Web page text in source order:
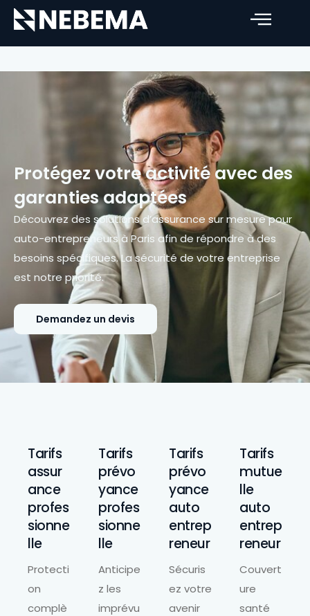
Protégez votre activité avec des
garanties adaptées
Découvrez des solutions d’assurance sur mesure pour
auto-entrepreneurs à Paris afin de répondre à des
besoins spécifiques. La sécurité de votre entreprise
est notre priorité.
Demandez un devis
Tarifs
assur
ance
profes
sionne
lle
Protecti
on
complè
Tarifs
prévo
yance
profes
sionne
lle
Anticipe
z les
imprévu
Tarifs
prévo
yance
auto
entrep
reneur
Sécuris
ez votre
avenir
Tarifs
mutue
lle
auto
entrep
reneur
Couvert
ure
santé